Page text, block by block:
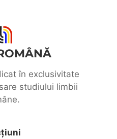
în exclusivitate
studiului limbii